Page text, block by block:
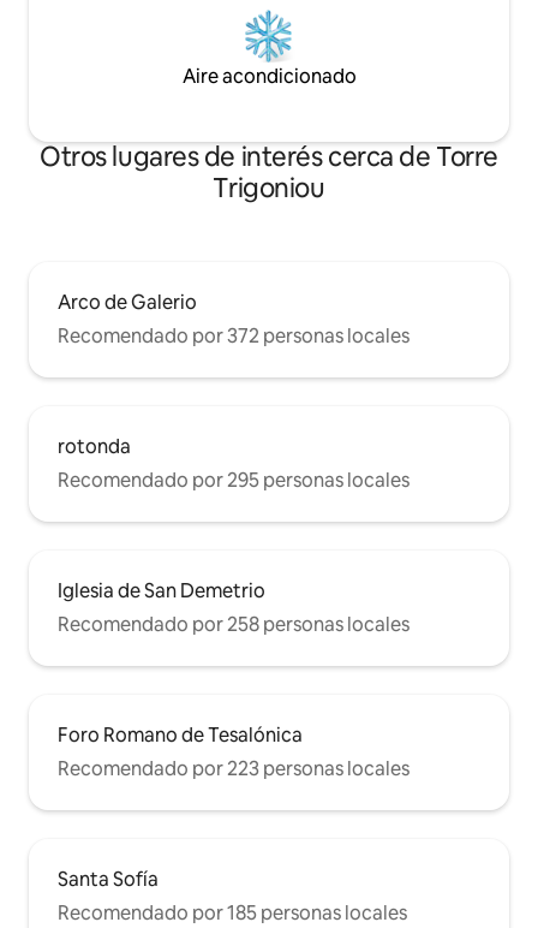
Aire acondicionado
Otros lugares de interés cerca de Torre
Trigoniou
Arco de Galerio
Recomendado por 372 personas locales
rotonda
Recomendado por 295 personas locales
Iglesia de San Demetrio
Recomendado por 258 personas locales
Foro Romano de Tesalónica
Recomendado por 223 personas locales
Santa Sofía
Recomendado por 185 personas locales